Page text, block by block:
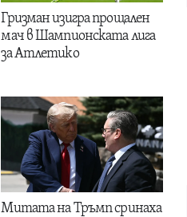
Гризман изигра прощален
мач в Шампионската лига
за Атлетико
Митата на Тръмп сринаха